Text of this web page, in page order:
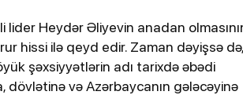
lider Heydər Əliyevin anadan
hissi ilə qeyd edir. Zaman dəyişsə də,
şəxsiyyətlərin adı tarixdə əbədi
və Azərbaycanın gələcəyinə
İrəvan Teatrının yeni direktoru
kimdir? - DOSYE